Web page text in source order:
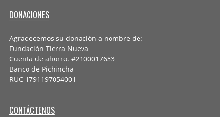
DONACIONES
Agradecemos su donación a nombre de:
Fundación Tierra Nueva
Cuenta de ahorro: #2100017633
Banco de Pichincha
RUC 1791197054001
CONTÁCTENOS